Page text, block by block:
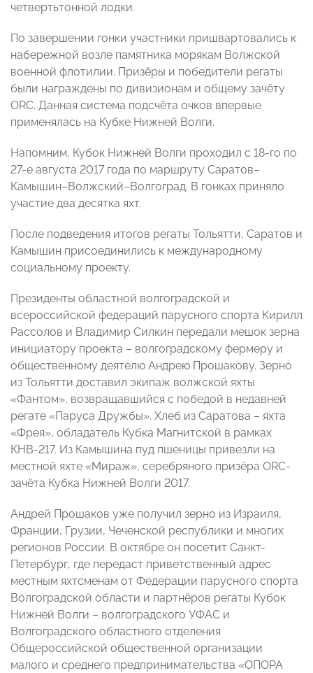
четвертьтонной лодки.
По завершении гонки участники пришвартовались к
набережной возле памятника морякам Волжской
военной флотилии. Призёры и победители регаты
были награждены по дивизионам и общему зачёту
ORC. Данная система подсчёта очков впервые
применялась на Кубке Нижней Волги.
Напомним, Кубок Нижней Волги проходил с 18-го по
27-е августа 2017 года по маршруту Саратов–
Камышин–Волжский–Волгоград. В гонках приняло
участие два десятка яхт.
После подведения итогов регаты Тольятти, Саратов и
Камышин присоединились к международному
социальному проекту.
Президенты областной волгоградской и
всероссийской федераций парусного спорта Кирилл
Рассолов и Владимир Силкин передали мешок зерна
инициатору проекта – волгоградскому фермеру и
общественному деятелю Андрею Прошакову. Зерно
из Тольятти доставил экипаж волжской яхты
«Фантом», возвращавшийся с победой в недавней
регате «Паруса Дружбы». Хлеб из Саратова – яхта
«Фрея», обладатель Кубка Магнитской в рамках
КНВ-217. Из Камышина пуд пшеницы привезли на
местной яхте «Мираж», серебряного призёра ORC-
зачёта Кубка Нижней Волги 2017.
Андрей Прошаков уже получил зерно из Израиля,
Франции, Грузии, Чеченской республики и многих
регионов России. В октябре он посетит Санкт-
Петербург, где передаст приветственный адрес
местным яхтсменам от Федерации парусного спорта
Волгоградской области и партнёров регаты Кубок
Нижней Волги – волгоградского УФАС и
Волгоградского областного отделения
Общероссийской общественной организации
малого и среднего предпринимательства «ОПОРА